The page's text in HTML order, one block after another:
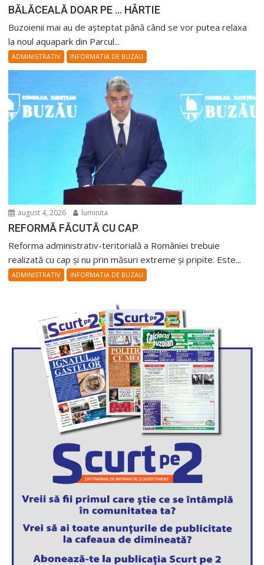
BĂLĂCEALĂ DOAR PE … HÂRTIE
Buzoienii mai au de așteptat până când se vor putea relaxa
la noul aquapark din Parcul...
ADMINISTRATIV INFORMATIA DE BUZAU
august 4, 2026 luminita
REFORMĂ FĂCUTĂ CU CAP
Reforma administrativ-teritorială a României trebuie
realizată cu cap și nu prin măsuri extreme și pripite. Este...
ADMINISTRATIV INFORMATIA DE BUZAU